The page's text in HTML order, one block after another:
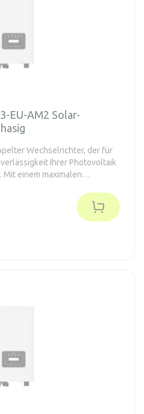
EU-AM2 Solar-
Wechselrichter, der für
Ihrer Photovoltaik
Mit einem maximalen
wie Nullexportanwendung,
(VSG) und optionaler